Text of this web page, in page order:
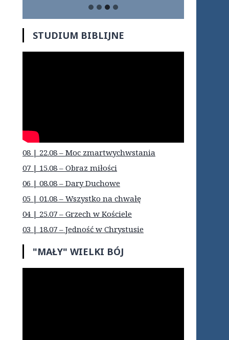
STUDIUM BIBLIJNE
08 | 22.08 – Moc zmartwychwstania
07 | 15.08 – Obraz miłości
06 | 08.08 – Dary Duchowe
05 | 01.08 – Wszystko na chwałę
04 | 25.07 – Grzech w Kościele
03 | 18.07 – Jedność w Chrystusie
"MAŁY" WIELKI BÓJ